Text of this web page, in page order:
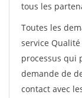
tous les
Toutes les
service
processus qui
demande de
contact avec